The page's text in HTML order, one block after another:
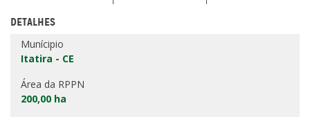
DETALHES
Munícipio
Itatira - CE
Área da RPPN
200,00 ha